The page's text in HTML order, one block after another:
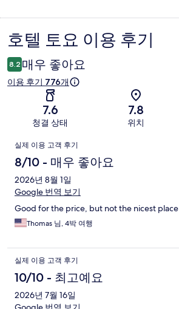
이
용
후
호텔 토요 이용 후기
8.2 매우 좋아요
이용 후기 776개
7.6
청결 상태
7.8
위치
이
용
후
기
실제 이용 고객 후기
8/10 - 매우 좋아요
2026년 8월 1일
Google 번역 보기
Good for the price, but not the nicest place
Thomas 님, 4박 여행
실제 이용 고객 후기
10/10 - 최고예요
2026년 7월 16일